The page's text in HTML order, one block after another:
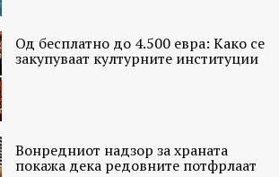
Од бесплатно до 4.500 евра: Како се
закупуваат културните институции
Вонредниот надзор за храната
покажа дека редовните потфрлаат